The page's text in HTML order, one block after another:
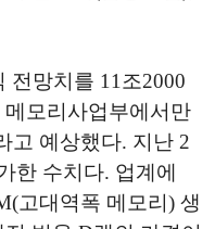
전망치를 11조2000
모리사업부에서만
고 예상했다. 지난 2
한 수치다. 업계에
고대역폭 메모리) 생